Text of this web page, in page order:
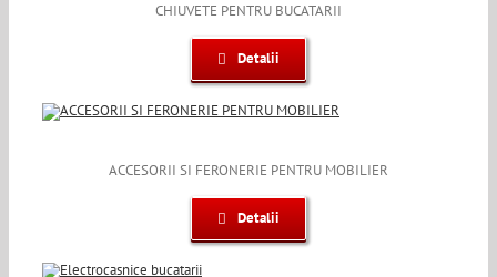
CHIUVETE PENTRU BUCATARII
Detalii
ACCESORII SI FERONERIE PENTRU MOBILIER
Detalii